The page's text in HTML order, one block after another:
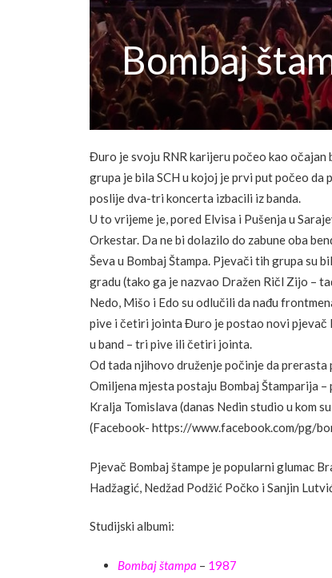
Bombaj
Đuro je svoju RNR karijeru počeo kao očajan
grupa je bila SCH u kojoj je prvi put počeo da
poslije dva-tri koncerta izbacili iz banda.
U to vrijeme je, pored Elvisa i Pušenja u
Orkestar. Da ne bi dolazilo do zabune oba
Ševa u Bombaj Štampa. Pjevači tih grupa su
gradu (tako ga je nazvao Dražen Ričl Zijo –
Nedo, Mišo i Edo su odlučili da nađu
pive i četiri jointa Đuro je postao novi pjevač
u band – tri pive ili četiri jointa.
Od tada njihovo druženje počinje da
Omiljena mjesta postaju Bombaj Štamparija
Kralja Tomislava (danas Nedin studio u kom
(Facebook- https://www.facebook.com/pg/
Pjevač Bombaj štampe je popularni glumac
Hadžagić, Nedžad Podžić Počko i Sanjin
Studijski albumi:
Bombaj štampa – 1987